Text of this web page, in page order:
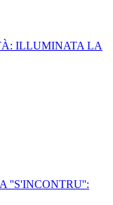
ILLUMINATA LA
''S'INCONTRU'':